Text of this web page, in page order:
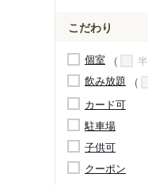
こだわり
個室
飲み放題
カード可
駐車場
子供可
クーポン